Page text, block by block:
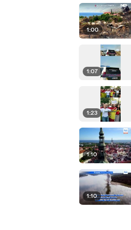
1:00
1:07
1:23
1:10
1:10